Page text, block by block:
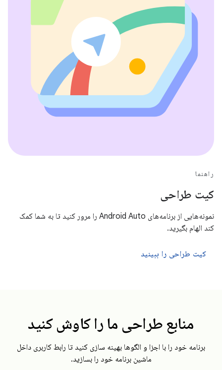
راهنما
کیت طراحی
نمونه‌هایی از برنامه‌های Android Auto را مرور کنید تا به شما کمک
کند الهام بگیرید.
کیت طراحی را ببینید
منابع طراحی ما را کاوش کنید
برنامه خود را با اجزا و الگوها بهینه سازی کنید تا رابط کاربری داخل
ماشین برنامه خود را بسازید.